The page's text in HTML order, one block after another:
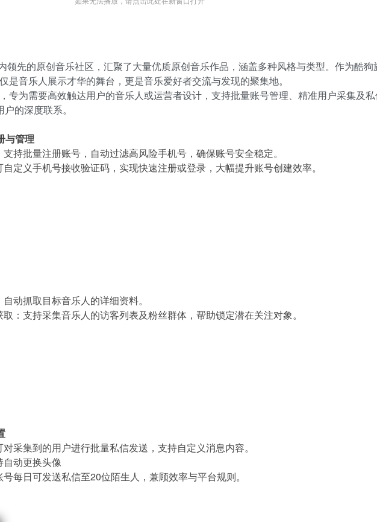
领先的原创音乐社区，汇聚了大量优质原创音乐作品，涵盖多种风格与类型。作为酷狗
是音乐人展示才华的舞台，更是音乐爱好者交流与发现的聚集地。
专为需要高效触达用户的音乐人或运营者设计，支持批量账号管理、精准用户采集及
的深度联系。
与管理
持批量注册账号，自动过滤高风险手机号，确保账号安全稳定。
定义手机号接收验证码，实现快速注册或登录，大幅提升账号创建效率。
动抓取目标音乐人的详细资料。
：支持采集音乐人的访客列表及粉丝群体，帮助锁定潜在关注对象。
采集到的用户进行批量私信发送，支持自定义消息内容。
动更换头像
每日可发送私信至20位陌生人，兼顾效率与平台规则。